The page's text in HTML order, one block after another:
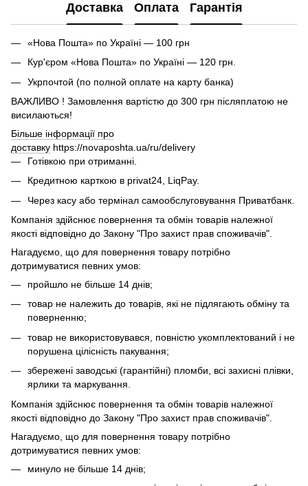
Доставка Оплата Гарантія
«Нова Пошта» по Україні — 100 грн
Кур'єром «Нова Пошта» по Україні — 120 грн.
Укрпочтой (по полной оплате на карту банка)
ВАЖЛИВО ! Замовлення вартістю до 300 грн післяплатою не
висилаються!
Більше інформації про
доставку https://novaposhta.ua/ru/delivery
Готівкою при отриманні.
Кредитною карткою в privat24, LiqPay.
Через касу або термінал самообслуговування Приватбанк.
Компанія здійснює повернення та обмін товарів належної
якості відповідно до Закону "Про захист прав споживачів".
Нагадуємо, що для повернення товару потрібно
дотримуватися певних умов:
пройшло не більше 14 днів;
товар не належить до товарів, які не підлягають обміну та
поверненню;
товар не використовувався, повністю укомплектований і не
порушена цілісність пакування;
збережені заводські (гарантійні) пломби, всі захисні плівки,
ярлики та маркування.
Компанія здійснює повернення та обмін товарів належної
якості відповідно до Закону "Про захист прав споживачів".
Нагадуємо, що для повернення товару потрібно
дотримуватися певних умов:
минуло не більше 14 днів;